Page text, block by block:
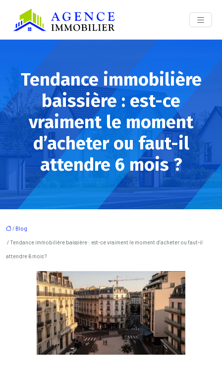
Tendance immobilière
baissière : est-ce
vraiment le moment
d’acheter ou faut-il
attendre 6 mois ?
/ Blog
/ Tendance immobilière baissière : est-ce vraiment le moment d’acheter ou faut-il
attendre 6 mois ?